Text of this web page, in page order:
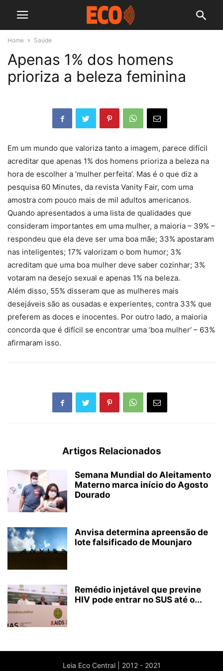
Home Saúde
Apenas 1% dos homens
prioriza a beleza feminina
Em um mundo que valoriza tanto a imagem, parece difícil
acreditar que apenas 1% dos homens prioriza a beleza na
hora de escolher a ‘mulher perfeita’. Mas é o que diz a
pesquisa 60 Minutes, da revista Vanity Fair, com uma
amostra com pouco mais de mil adultos americanos.
Quando apresentados a uma lista de qualidades que
consideram importantes em uma mulher, a maioria – 39% –
respondeu que ela deve ser uma boa mãe; 33% apostaram
nas inteligentes; 17% valorizam o bom humor; 3%
acreditam que uma boa mulher deve saber cozinhar; 3%
votaram na desejo sexual e apenas 1% na beleza.
Além disso, 55% disseram que as mulheres mais
desejáveis são as ousadas e experientes, contra 33% que
preferem as doces e inocentes. Por outro lado, a maioria
concorda que é difícil se encontrar uma ‘boa mulher’ – 63%
afirmaram isso.
Artigos Relacionados
Semana Mundial do Aleitamento
Materno marca início do Agosto
Dourado
Anvisa determina apreensão de
lote falsificado de Mounjaro
Remédio injetável que previne
HIV pode entrar no SUS até o...
Leia Eco Central | 2012 - 2021